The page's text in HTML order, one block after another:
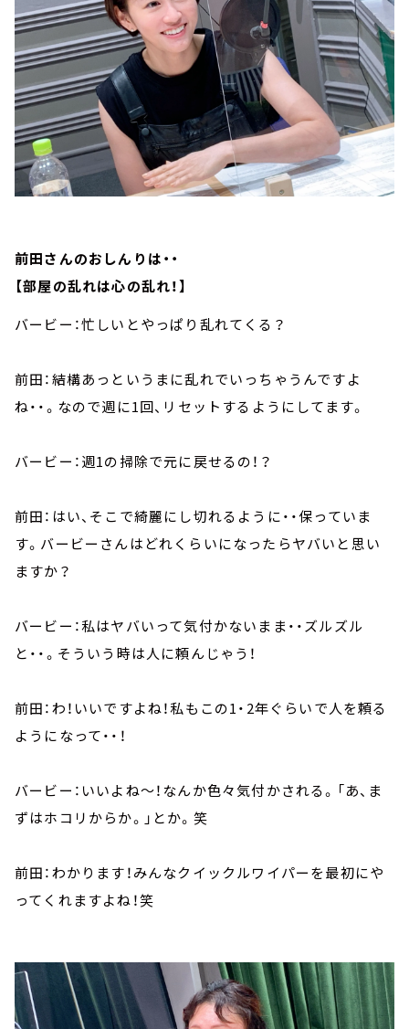
前田さんのおしんりは・・
【部屋の乱れは心の乱れ！】
バービー：忙しいとやっぱり乱れてくる？
前田：結構あっというまに乱れでいっちゃうんですよ
ね・・。なので週に1回、リセットするようにしてます。
バービー：週1の掃除で元に戻せるの！？
前田：はい、そこで綺麗にし切れるように・・保っていま
す。バービーさんはどれくらいになったらヤバいと思い
ますか？
バービー：私はヤバいって気付かないまま・・ズルズル
と・・。そういう時は人に頼んじゃう！
前田：わ！いいですよね！私もこの1・2年ぐらいで人を頼る
ようになって・・！
バービー：いいよね～！なんか色々気付かされる。「あ、ま
ずはホコリからか。」とか。笑
前田：わかります！みんなクイックルワイパーを最初にや
ってくれますよね！笑